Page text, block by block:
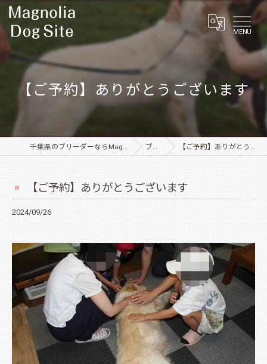
MENU
【ご予約】ありがとうございます
千葉県のブリーダーならMagnolia Dog Site ブログ 【ご予約】ありがとうございます
【ご予約】ありがとうございます
2024/09/26